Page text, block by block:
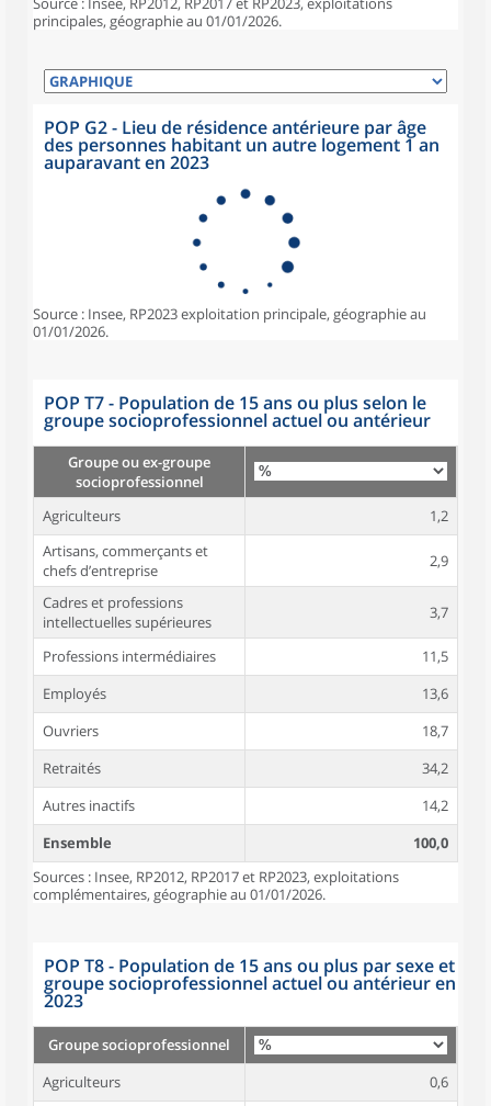
principales, géographie au 01/01/2026.
POP G2 - Lieu de résidence antérieure par âge
des personnes habitant un autre logement 1 an
auparavant en 2023
Source : Insee, RP2023 exploitation principale, géographie au
01/01/2026.
POP T7 - Population de 15 ans ou plus selon le
groupe socioprofessionnel actuel ou antérieur
Groupe ou ex-groupe
socioprofessionnel
Agriculteurs
1,2
Artisans, commerçants et
chefs d’entreprise
2,9
Cadres et professions
intellectuelles supérieures
3,7
Professions intermédiaires
11,5
Employés
13,6
Ouvriers
18,7
Retraités
34,2
Autres inactifs
14,2
Ensemble
100,0
Sources : Insee, RP2012, RP2017 et RP2023, exploitations
complémentaires, géographie au 01/01/2026.
POP T8 - Population de 15 ans ou plus par sexe et
groupe socioprofessionnel actuel ou antérieur en
2023
Groupe socioprofessionnel
Agriculteurs
0,6